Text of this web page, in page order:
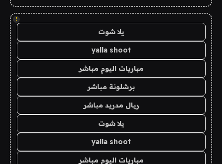
!
يلا شوت
yalla shoot
مباريات اليوم مباشر
برشلونة مباشر
ريال مدريد مباشر
يلا شوت
yalla shoot
مباريات اليوم مباشر